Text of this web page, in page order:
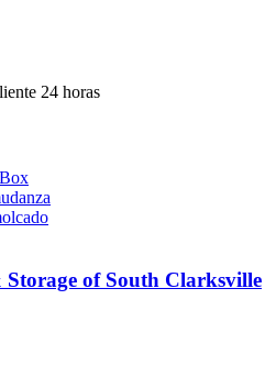
24 horas
of South Clarksville